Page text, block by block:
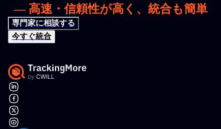
— 高速・信頼性が高く、統合も簡単
専門家に相談する
今すぐ統合